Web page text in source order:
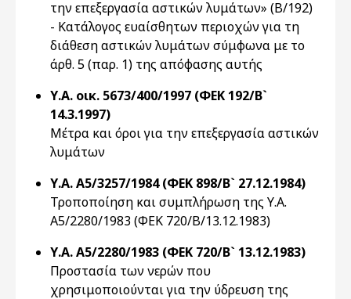
την επεξεργασία αστικών λυμάτων» (Β/192)
- Κατάλογος ευαίσθητων περιοχών για τη
διάθεση αστικών λυμάτων σύμφωνα με το
άρθ. 5 (παρ. 1) της απόφασης αυτής
Υ.Α. οικ. 5673/400/1997 (ΦΕΚ 192/Β`
14.3.1997)
Μέτρα και όροι για την επεξεργασία αστικών
λυμάτων
Υ.Α. Α5/3257/1984 (ΦΕΚ 898/Β` 27.12.1984)
Τροποποίηση και συμπλήρωση της Υ.Α.
Α5/2280/1983 (ΦΕΚ 720/Β/13.12.1983)
Υ.Α. Α5/2280/1983 (ΦΕΚ 720/Β` 13.12.1983)
Προστασία των νερών που
χρησιμοποιούνται για την ύδρευση της